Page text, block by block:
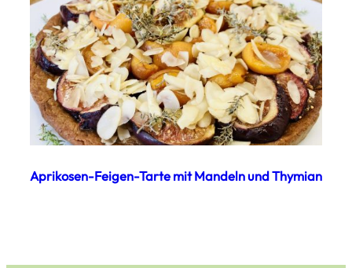
Aprikosen-Feigen-Tarte mit Mandeln und Thymian